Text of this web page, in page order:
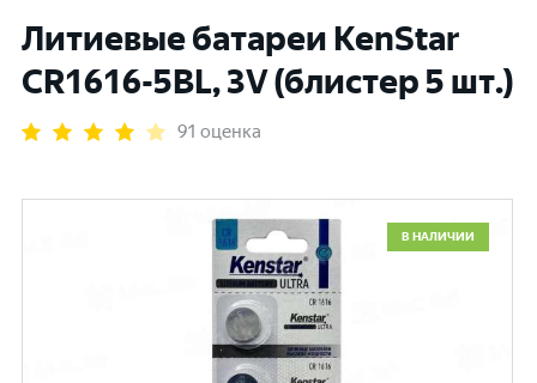
Литиевые батареи KenStar
CR1616-5BL, 3V (блистер 5 шт.)
91 оценка
В НАЛИЧИИ